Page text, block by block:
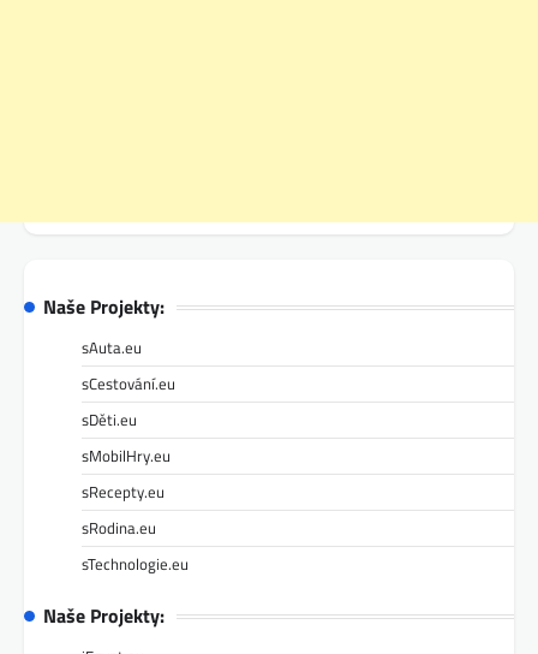
Naše Projekty:
sAuta.eu
sCestování.eu
sDěti.eu
sMobilHry.eu
sRecepty.eu
sRodina.eu
sTechnologie.eu
Naše Projekty: